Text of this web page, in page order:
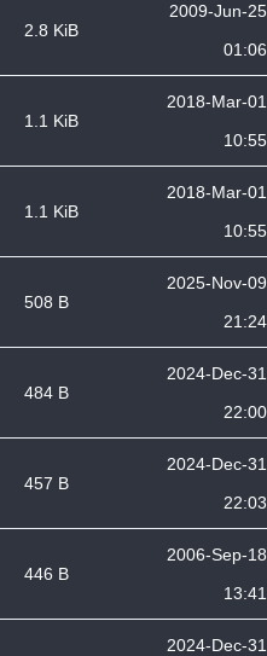
2.8 KiB
2009-Jun-25
01:06
1.1 KiB
2018-Mar-01
10:55
1.1 KiB
2018-Mar-01
10:55
508 B
2025-Nov-09
21:24
484 B
2024-Dec-31
22:00
457 B
2024-Dec-31
22:03
446 B
2006-Sep-18
13:41
2024-Dec-31